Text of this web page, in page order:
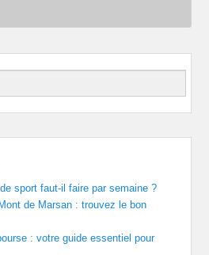
sport faut-il faire par semaine ?
de Marsan : trouvez le bon
: votre guide essentiel pour